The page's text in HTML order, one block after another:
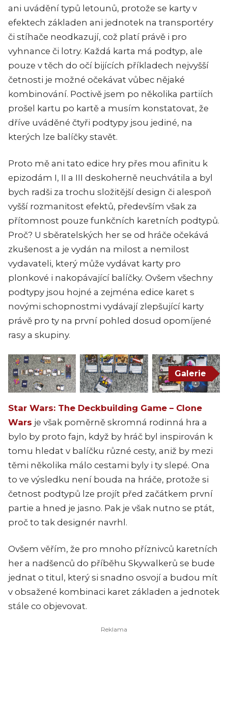
ani uvádění typů letounů, protože se karty v
efektech základen ani jednotek na transportéry
či stíhače neodkazují, což platí právě i pro
vyhnance či lotry. Každá karta má podtyp, ale
pouze v těch do očí bijících příkladech nejvyšší
četnosti je možné očekávat vůbec nějaké
kombinování. Poctivě jsem po několika partiích
prošel kartu po kartě a musím konstatovat, že
dříve uváděné čtyři podtypy jsou jediné, na
kterých lze balíčky stavět.
Proto mě ani tato edice hry přes mou afinitu k
epizodám I, II a III deskoherně neuchvátila a byl
bych radši za trochu složitější design či alespoň
vyšší rozmanitost efektů, především však za
přítomnost pouze funkčních karetních podtypů.
Proč? U sběratelských her se od hráče očekává
zkušenost a je vydán na milost a nemilost
vydavateli, který může vydávat karty pro
plonkové i nakopávající balíčky. Ovšem všechny
podtypy jsou hojné a zejména edice karet s
novými schopnostmi vydávají zlepšující karty
právě pro ty na první pohled dosud opomíjené
rasy a skupiny.
Galerie
Star Wars: The Deckbuilding Game – Clone
Wars je však poměrně skromná rodinná hra a
bylo by proto fajn, když by hráč byl inspirován k
tomu hledat v balíčku různé cesty, aniž by mezi
těmi několika málo cestami byly i ty slepé. Ona
to ve výsledku není bouda na hráče, protože si
četnost podtypů lze projít před začátkem první
partie a hned je jasno. Pak je však nutno se ptát,
proč to tak designér navrhl.
Ovšem věřím, že pro mnoho příznivců karetních
her a nadšenců do příběhu Skywalkerů se bude
jednat o titul, který si snadno osvojí a budou mít
v obsažené kombinaci karet základen a jednotek
stále co objevovat.